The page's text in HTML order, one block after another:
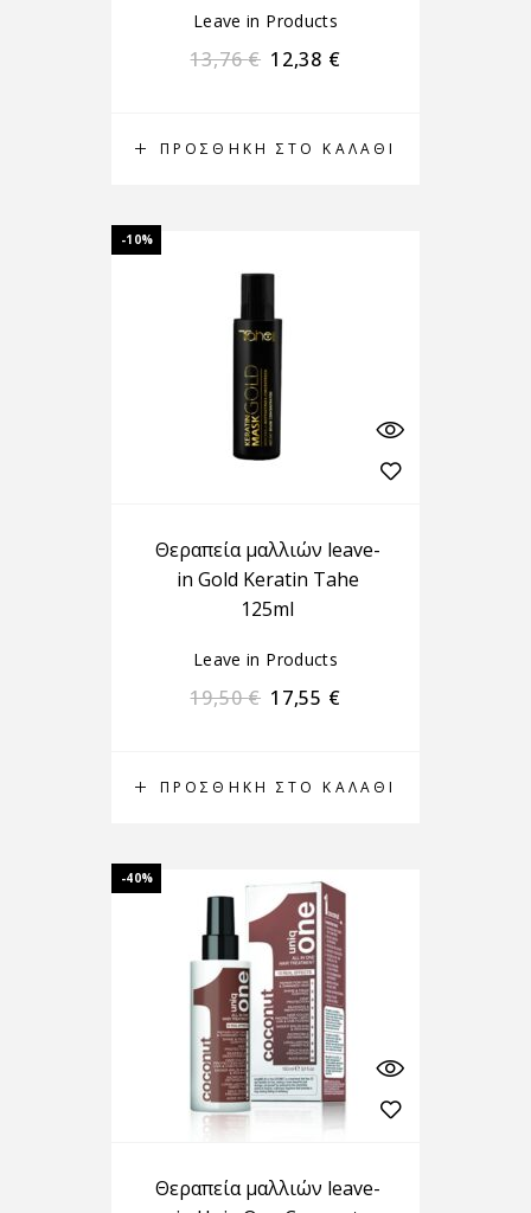
ΠΡΟΣΘΉΚΗ ΣΤΟ ΚΑΛΆΘΙ
Leave in Products
13,76€ 12,38 €
-10%
ΠΡΟΣΘΉΚΗ ΣΤΟ ΚΑΛΆΘΙ
Θεραπεία μαλλιών leave-
in Gold Keratin Tahe
125ml
Leave in Products
19,50€ 17,55 €
-40%
Θεραπεία μαλλιών leave-